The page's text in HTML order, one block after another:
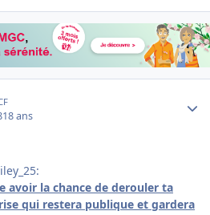
18 ans
avoir la chance de derouler ta
qui restera publique et gardera